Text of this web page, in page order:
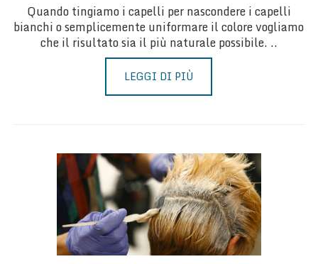
Quando tingiamo i capelli per nascondere i capelli
bianchi o semplicemente uniformare il colore vogliamo
che il risultato sia il più naturale possibile. ..
LEGGI DI PIÙ